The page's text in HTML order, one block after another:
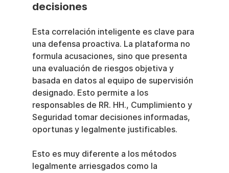
decisiones
Esta correlación inteligente es clave para
una defensa proactiva. La plataforma no
formula acusaciones, sino que presenta
una evaluación de riesgos objetiva y
basada en datos al equipo de supervisión
designado. Esto permite a los
responsables de RR. HH., Cumplimiento y
Seguridad tomar decisiones informadas,
oportunas y legalmente justificables.
Esto es muy diferente a los métodos
legalmente arriesgados como la